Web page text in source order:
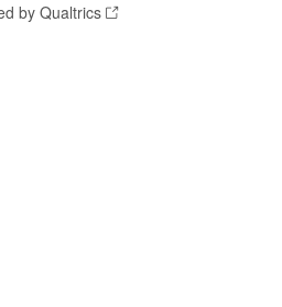
by Qualtrics